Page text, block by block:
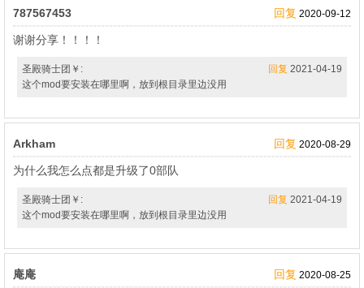
787567453 回复 2020-09-12
谢谢分享！！！！
圣殿骑士团￥: 回复 2021-04-19
这个mod要安装在哪里啊，放到根目录里边没用
Arkham 回复 2020-08-29
为什么我怎么点都是升级了0部队
圣殿骑士团￥: 回复 2021-04-19
这个mod要安装在哪里啊，放到根目录里边没用
庵庵 回复 2020-08-25